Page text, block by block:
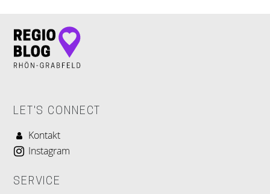
LET'S CONNECT
Kontakt
Instagram
SERVICE